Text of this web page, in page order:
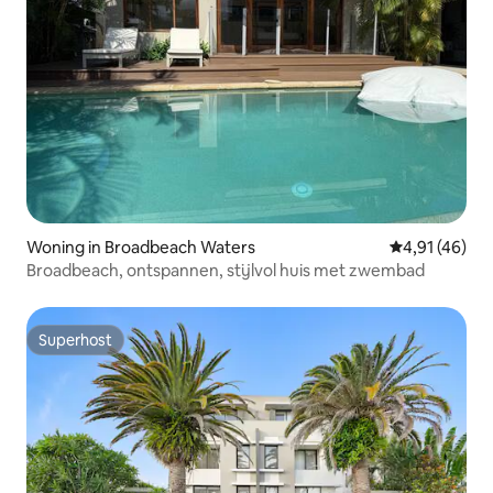
Woning in Broadbeach Waters Gemiddelde
4,91 (46)
Broadbeach, ontspannen, stijlvol huis met zwembad
Superhost
Superhost